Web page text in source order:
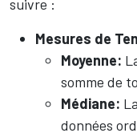
suivre :
Mesures de
Moyenne:
somme de
Médiane:
données